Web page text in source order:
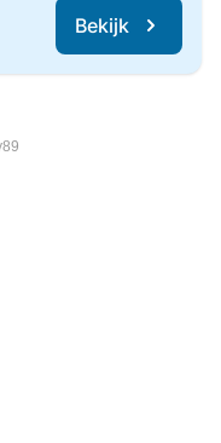
Bekijk